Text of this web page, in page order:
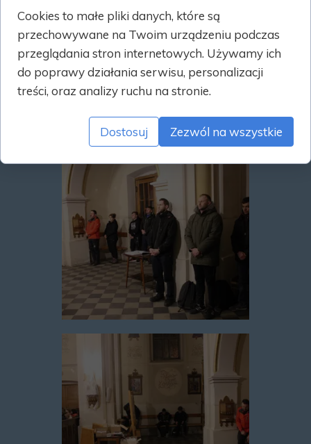
Cookies to małe pliki danych, które są
przechowywane na Twoim urządzeniu podczas
przeglądania stron internetowych. Używamy ich
do poprawy działania serwisu, personalizacji
treści, oraz analizy ruchu na stronie.
Dostosuj Zezwól na wszystkie